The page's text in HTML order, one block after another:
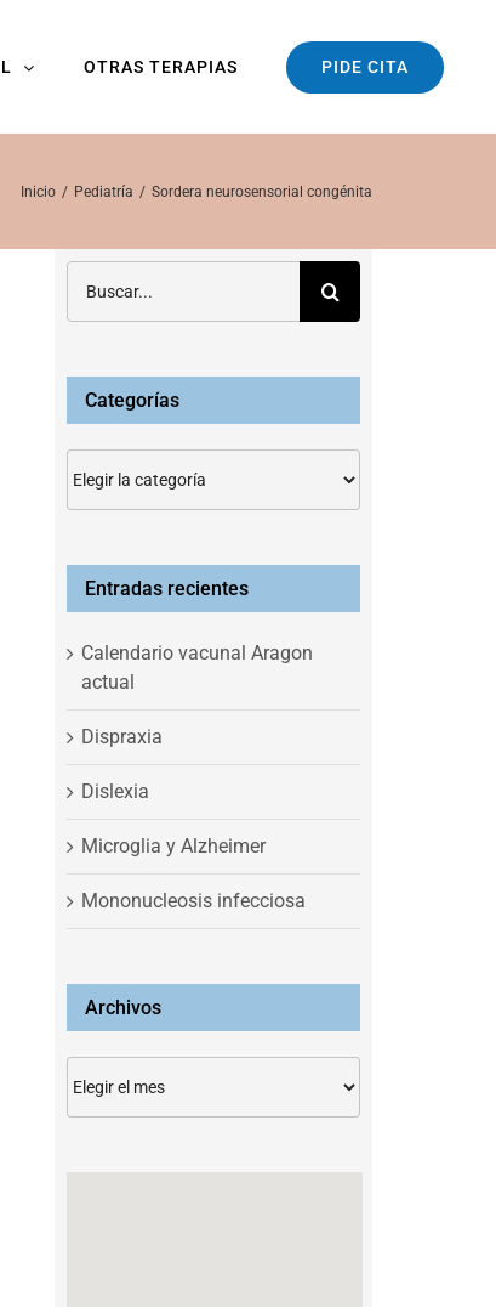
OTRAS TERAPIAS PIDE CITA
Inicio Pediatría Sordera neurosensorial congénita
Categorías
Entradas recientes
Calendario vacunal Aragon
actual
Dispraxia
Dislexia
Microglia y Alzheimer
Mononucleosis infecciosa
Archivos